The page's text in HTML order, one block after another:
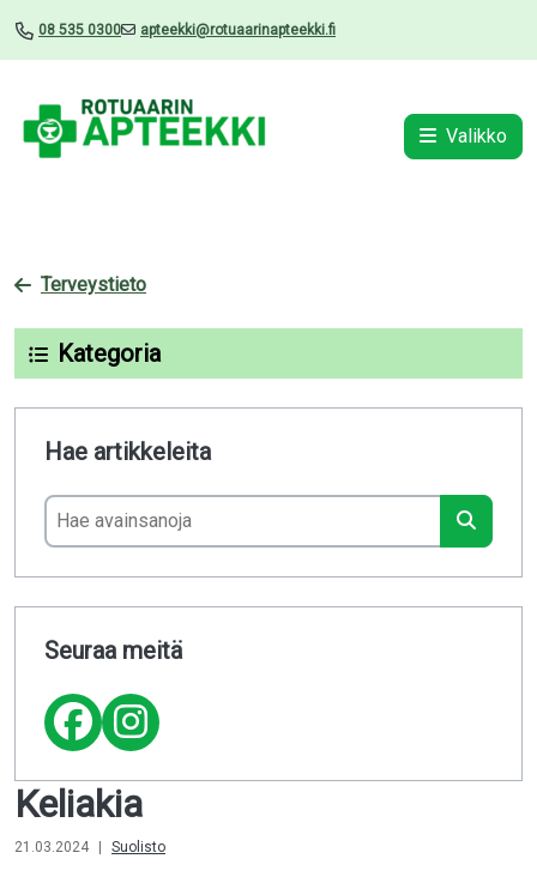
08 535 0300 apteekki@rotuaarinapteekki.fi
Valikko
Terveystieto
Kategoria
Hae artikkeleita
Hae avainsanoja
Seuraa meitä
Keliakia
21.03.2024 | Suolisto